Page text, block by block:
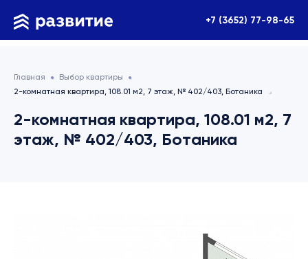
+7 (3652) 77-98-65
Главная
Выбор квартиры
2-комнатная квартира, 108.01 м2, 7 этаж, № 402/403, Ботаника
2-комнатная квартира, 108.01 м2, 7
этаж, № 402/403, Ботаника